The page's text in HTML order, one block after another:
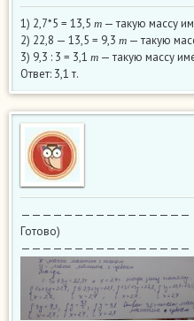
1) 2,7*5 = 13,5
— такую массу
2) 22,8 — 13,5 = 9,3
т
— такую
3) 9,3 : 3 = 3,1
— такую массу
Ответ: 3,1 т.
————————————————
Готово)
————————————————